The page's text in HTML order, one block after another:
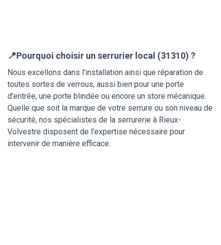
📍Pourquoi choisir un serrurier local (31310) ?
Nous excellons dans l'installation ainsi que réparation de
toutes sortes de verrous, aussi bien pour une porte
d'entrée, une porte blindée ou encore un store mécanique.
Quelle que soit la marque de votre serrure ou son niveau de
sécurité, nos spécialistes de la serrurerie à Rieux-
Volvestre disposent de l'expertise nécessaire pour
intervenir de manière efficace.